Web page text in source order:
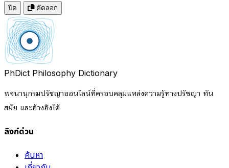
ปิด คัดลอก
PhDict Philosophy Dictionary
พจนานุกรมปรัชญาออนไลน์ที่ครอบคลุมแหล่งความรู้ทางปรัชญา ทัน
สมัย และอ้างอิงได้
ลิงก์ด่วน
ค้นหา